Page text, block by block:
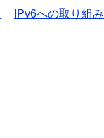
IPv6への取り組み